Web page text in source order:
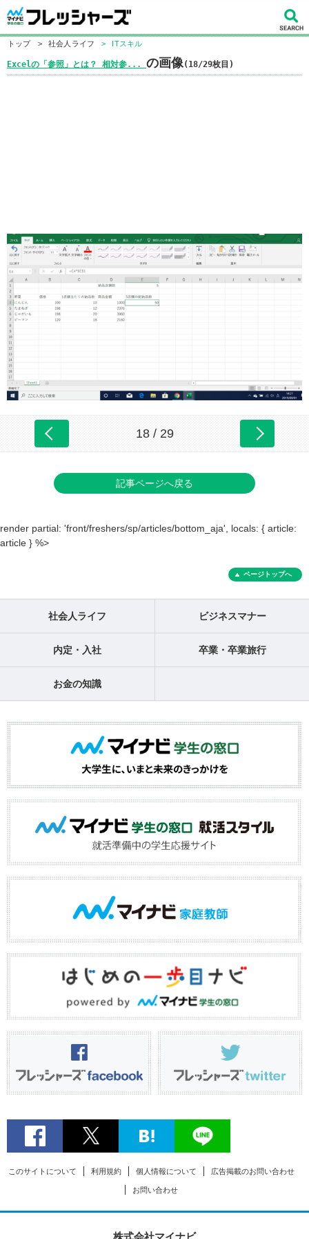
トップ > 社会人ライフ > ITスキル
Excelの「参照」とは？ 相対参... の画像(18/29枚目)
18 / 29
記事ページへ戻る
render partial: 'front/freshers/sp/articles/bottom_aja', locals: { article:
article } %>
ページトップへ
社会人ライフ ビジネスマナー
内定・入社 卒業・卒業旅行
お金の知識
このサイトについて 利用規約 個人情報について 広告掲載のお問い合わせ
お問い合わせ
株式会社マイナビ